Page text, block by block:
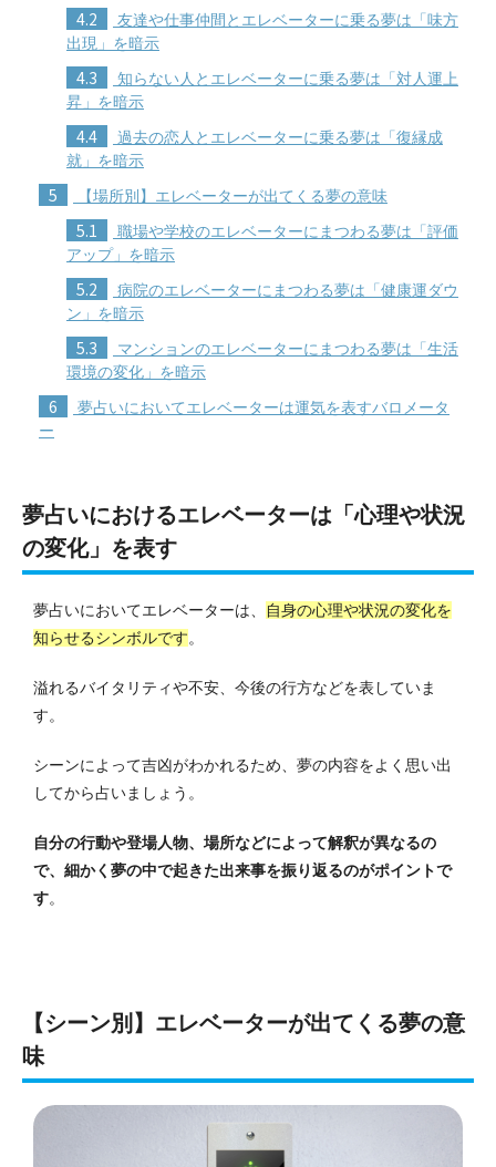
4.2
友達や仕事仲間とエレベーターに乗る夢は「味方
出現」を暗示
4.3
知らない人とエレベーターに乗る夢は「対人運上
昇」を暗示
4.4
過去の恋人とエレベーターに乗る夢は「復縁成
就」を暗示
5 【場所別】エレベーターが出てくる夢の意味
5.1
職場や学校のエレベーターにまつわる夢は「評価
アップ」を暗示
5.2
病院のエレベーターにまつわる夢は「健康運ダウ
ン」を暗示
5.3
マンションのエレベーターにまつわる夢は「生活
環境の変化」を暗示
6
夢占いにおいてエレベーターは運気を表すバロメータ
ー
夢占いにおけるエレベーターは「心理や状況
の変化」を表す
夢占いにおいてエレベーターは、
自身の心理や状況の変化を
知らせるシンボルです。
溢れるバイタリティや不安、今後の行方などを表していま
す。
シーンによって吉凶がわかれるため、夢の内容をよく思い出
してから占いましょう。
自分の行動や登場人物、場所などによって解釈が異なるの
で、細かく夢の中で起きた出来事を振り返るのがポイントで
す。
【シーン別】エレベーターが出てくる夢の意
味